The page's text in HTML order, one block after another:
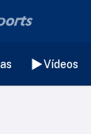
Vídeos